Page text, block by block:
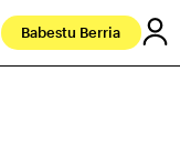
Babestu Berria